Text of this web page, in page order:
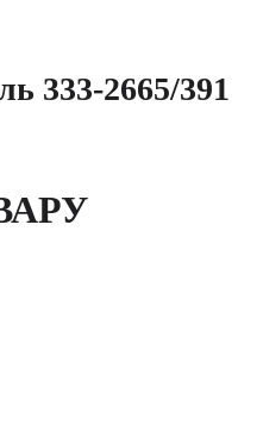
333-2665/391